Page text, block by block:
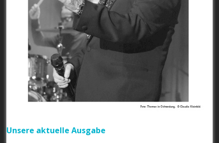
Unsere aktuelle Ausgabe